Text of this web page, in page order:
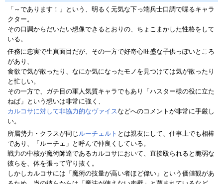
「～であります！」という、明るく元気な下っ端兵士口調で喋るキャラ
クター。
その口調からだいたい想像できるとおりの、ちょこまかした性格をして
いる。
任務に忠実で生真面目だが、その一方で好奇心旺盛な子供っぽいところ
があり、
食欲で気が散ったり、なにか気になったモノを見つけては気が散ったり
と忙しい。
その一方で、ガチ目の軍人気質キャラでもあり「ハスター様の役に立た
ねば」という想いは非常に強く、
カルコサに対して非協力的なヴァイスなどへのコメントが非常に手厳し
い。
所属勢力・クラスが同じ ルーチェルト とは親友にして、仕事上でも相棒
であり、「ルーチェ」と呼んで仲良くしている。
戦力の中核が魔術師達であるカルコサにおいて、直接殴られると脆弱な
彼らを、体を張って守り抜く。
しかしカルコサには「魔術の技量が高い者ほど偉い」という価値観があ